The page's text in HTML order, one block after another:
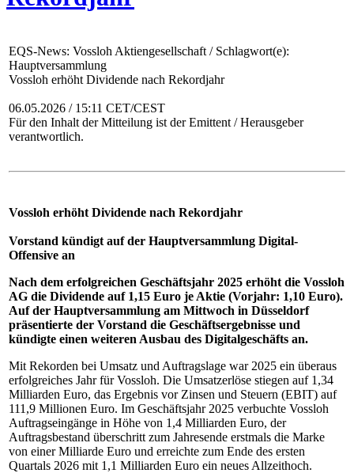
EQS-News: Vossloh Aktiengesellschaft / Schlagwort(e):
Hauptversammlung
Vossloh erhöht Dividende nach Rekordjahr
06.05.2026 / 15:11 CET/CEST
Für den Inhalt der Mitteilung ist der Emittent / Herausgeber
verantwortlich.
Vossloh erhöht Dividende nach Rekordjahr
Vorstand kündigt auf der Hauptversammlung Digital-
Offensive an
Nach dem erfolgreichen Geschäftsjahr 2025 erhöht die Vossloh
AG die Dividende auf 1,15 Euro je Aktie (Vorjahr: 1,10 Euro).
Auf der Hauptversammlung am Mittwoch in Düsseldorf
präsentierte der Vorstand die Geschäftsergebnisse und
kündigte einen weiteren Ausbau des Digitalgeschäfts an.
Mit Rekorden bei Umsatz und Auftragslage war 2025 ein überaus
erfolgreiches Jahr für Vossloh. Die Umsatzerlöse stiegen auf 1,34
Milliarden Euro, das Ergebnis vor Zinsen und Steuern (EBIT) auf
111,9 Millionen Euro. Im Geschäftsjahr 2025 verbuchte Vossloh
Auftragseingänge in Höhe von 1,4 Milliarden Euro, der
Auftragsbestand überschritt zum Jahresende erstmals die Marke
von einer Milliarde Euro und erreichte zum Ende des ersten
Quartals 2026 mit 1,1 Milliarden Euro ein neues Allzeithoch.